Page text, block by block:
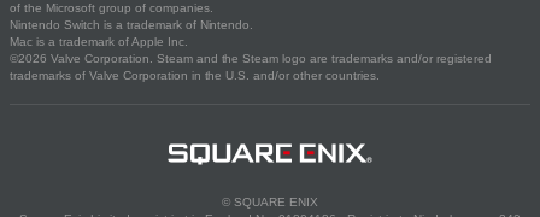
of the Microsoft group of companies.
Nintendo Switch is a trademark of Nintendo.
Mac is a trademark of Apple Inc.
©2026 Valve Corporation. Steam and the Steam logo are trademarks and/or registered
trademarks of Valve Corporation in the U.S. and/or other countries.
© SQUARE ENIX